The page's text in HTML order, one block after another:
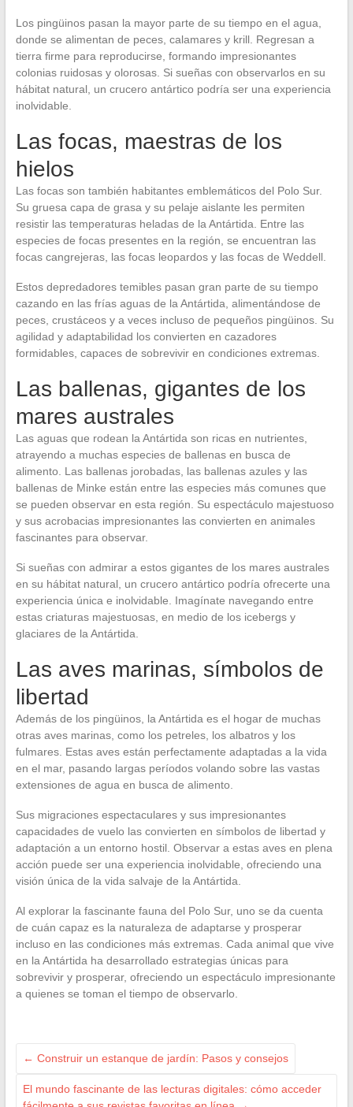
Los pingüinos pasan la mayor parte de su tiempo en el agua,
donde se alimentan de peces, calamares y krill. Regresan a
tierra firme para reproducirse, formando impresionantes
colonias ruidosas y olorosas. Si sueñas con observarlos en su
hábitat natural, un crucero antártico podría ser una experiencia
inolvidable.
Las focas, maestras de los
hielos
Las focas son también habitantes emblemáticos del Polo Sur.
Su gruesa capa de grasa y su pelaje aislante les permiten
resistir las temperaturas heladas de la Antártida. Entre las
especies de focas presentes en la región, se encuentran las
focas cangrejeras, las focas leopardos y las focas de Weddell.
Estos depredadores temibles pasan gran parte de su tiempo
cazando en las frías aguas de la Antártida, alimentándose de
peces, crustáceos y a veces incluso de pequeños pingüinos. Su
agilidad y adaptabilidad los convierten en cazadores
formidables, capaces de sobrevivir en condiciones extremas.
Las ballenas, gigantes de los
mares australes
Las aguas que rodean la Antártida son ricas en nutrientes,
atrayendo a muchas especies de ballenas en busca de
alimento. Las ballenas jorobadas, las ballenas azules y las
ballenas de Minke están entre las especies más comunes que
se pueden observar en esta región. Su espectáculo majestuoso
y sus acrobacias impresionantes las convierten en animales
fascinantes para observar.
Si sueñas con admirar a estos gigantes de los mares australes
en su hábitat natural, un crucero antártico podría ofrecerte una
experiencia única e inolvidable. Imagínate navegando entre
estas criaturas majestuosas, en medio de los icebergs y
glaciares de la Antártida.
Las aves marinas, símbolos de
libertad
Además de los pingüinos, la Antártida es el hogar de muchas
otras aves marinas, como los petreles, los albatros y los
fulmares. Estas aves están perfectamente adaptadas a la vida
en el mar, pasando largas períodos volando sobre las vastas
extensiones de agua en busca de alimento.
Sus migraciones espectaculares y sus impresionantes
capacidades de vuelo las convierten en símbolos de libertad y
adaptación a un entorno hostil. Observar a estas aves en plena
acción puede ser una experiencia inolvidable, ofreciendo una
visión única de la vida salvaje de la Antártida.
Al explorar la fascinante fauna del Polo Sur, uno se da cuenta
de cuán capaz es la naturaleza de adaptarse y prosperar
incluso en las condiciones más extremas. Cada animal que vive
en la Antártida ha desarrollado estrategias únicas para
sobrevivir y prosperar, ofreciendo un espectáculo impresionante
a quienes se toman el tiempo de observarlo.
← Construir un estanque de jardín: Pasos y consejos
El mundo fascinante de las lecturas digitales: cómo acceder